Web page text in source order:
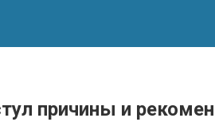
причины и